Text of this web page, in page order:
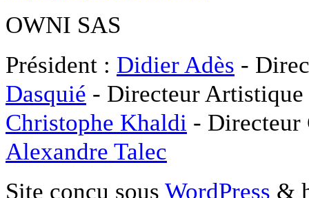
OWNI SAS
Président : Didier Adès -
Dasquié - Directeur
Christophe Khaldi -
Alexandre Talec
Site conçu sous WordPress &